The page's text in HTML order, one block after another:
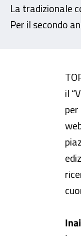
La tradizionale
Per il secondo
A
il